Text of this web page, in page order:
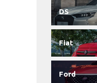
DS
Fiat
Ford